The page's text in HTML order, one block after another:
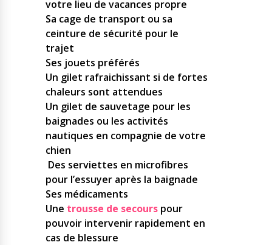
votre lieu de vacances propre
Sa cage de transport ou sa
ceinture de sécurité pour le
trajet
Ses jouets préférés
Un gilet rafraichissant si de fortes
chaleurs sont attendues
Un gilet de sauvetage pour les
baignades ou les activités
nautiques en compagnie de votre
chien
Des serviettes en microfibres
pour l’essuyer après la baignade
Ses médicaments
Une trousse de secourspour
pouvoir intervenir rapidement en
cas de blessure